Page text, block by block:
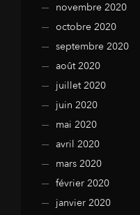
novembre 2020
octobre 2020
septembre 2020
août 2020
juillet 2020
juin 2020
mai 2020
avril 2020
mars 2020
février 2020
janvier 2020